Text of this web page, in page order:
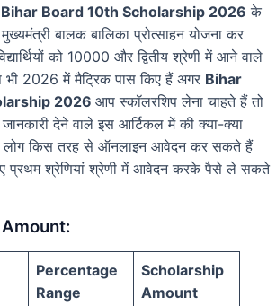
Bihar Board 10th Scholarship 2026 के
बालक बालिका प्रोत्साहन योजना कर
को 10000 और द्वितीय श्रेणी में आने वाले
2026 में मैट्रिक पास किए हैं अगर Bihar
2026 आप स्कॉलरशिप लेना चाहते हैं तो
देने वाले इस आर्टिकल में की क्या-क्या
लोग किस तरह से ऑनलाइन आवेदन कर सकते हैं
प्रथम श्रेणियां श्रेणी में आवेदन करके पैसे ले सकते
Percentage
Range
Scholarship
Amount